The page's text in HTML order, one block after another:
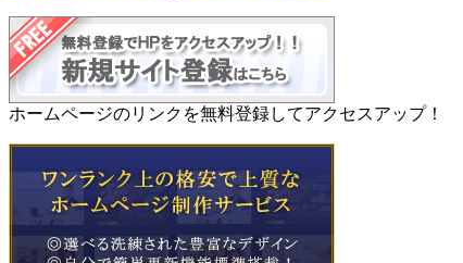
ホームページのリンクを無料登録してアクセスアップ！